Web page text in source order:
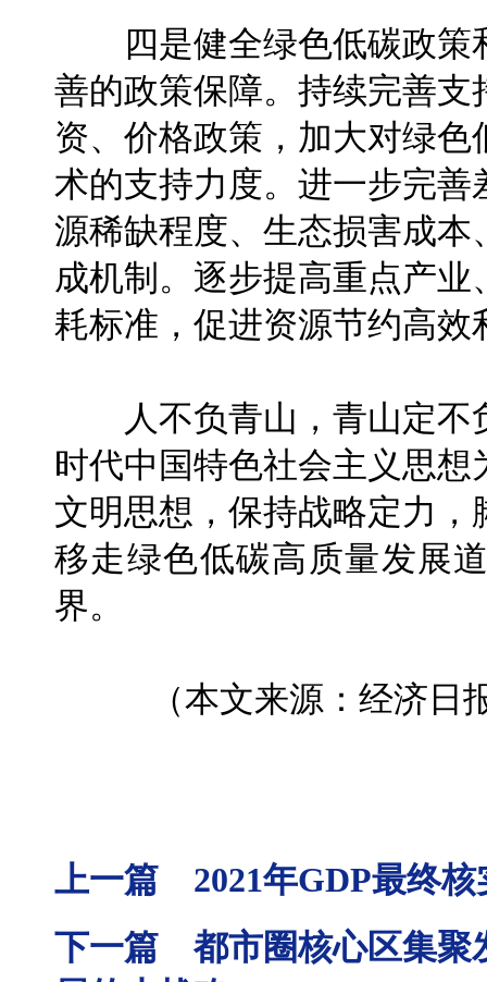
四是健全绿色低碳政策
善的政策保障。持续完善
资、价格政策，加大对绿
术的支持力度。进一步完
源稀缺程度、生态损害成
成机制。逐步提高重点产
耗标准，促进资源节约高效
人不负青山，青山定不
时代中国特色社会主义思
文明思想，保持战略定力
移走绿色低碳高质量发展
界。
（本文来源：经济日报
上一篇 2021年GDP最终核
下一篇 都市圈核心区集聚